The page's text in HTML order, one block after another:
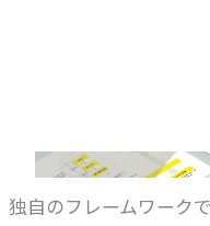
独自のフレームワーク